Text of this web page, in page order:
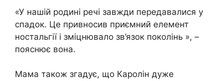
«У нашій родині речі завжди передавалися у
спадок. Це привносив приємний елемент
ностальгії і зміцнювало зв’язок поколінь », –
пояснює вона.
Мама також згадує, що Каролін дуже